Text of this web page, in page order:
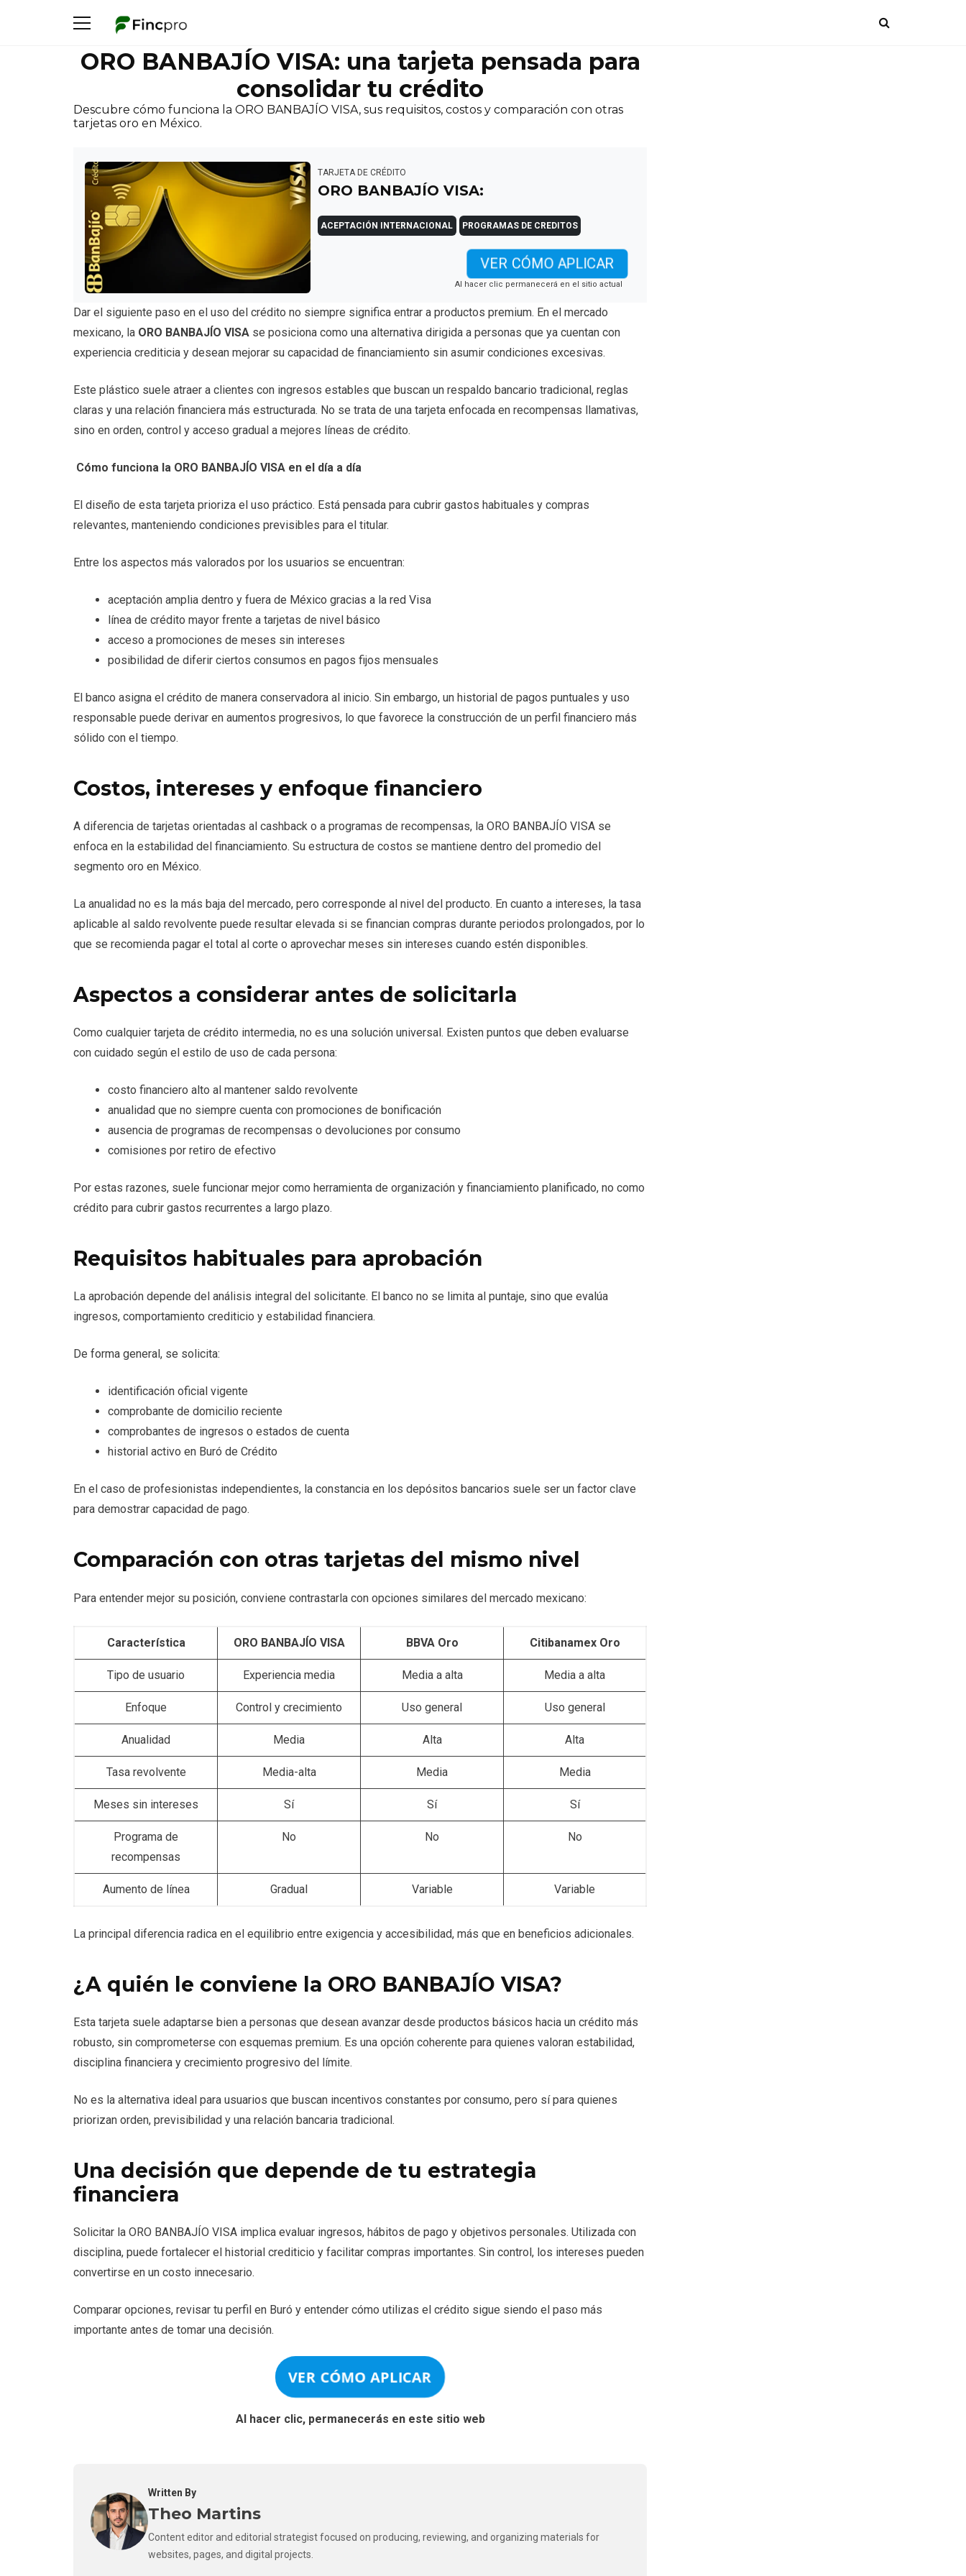
ORO BANBAJÍO VISA: una tarjeta pensada para
consolidar tu crédito
Descubre cómo funciona la ORO BANBAJÍO VISA, sus requisitos, costos y comparación con otras
tarjetas oro en México.
TARJETA DE CRÉDITO
ORO BANBAJÍO VISA:
ACEPTACIÓN INTERNACIONAL PROGRAMAS DE CREDITOS
VER CÓMO APLICAR
Al hacer clic permanecerá en el sitio actual
Dar el siguiente paso en el uso del crédito no siempre significa entrar a productos premium. En el mercado
mexicano, la ORO BANBAJÍO VISA se posiciona como una alternativa dirigida a personas que ya cuentan con
experiencia crediticia y desean mejorar su capacidad de financiamiento sin asumir condiciones excesivas.
Este plástico suele atraer a clientes con ingresos estables que buscan un respaldo bancario tradicional, reglas
claras y una relación financiera más estructurada. No se trata de una tarjeta enfocada en recompensas llamativas,
sino en orden, control y acceso gradual a mejores líneas de crédito.
Cómo funciona la ORO BANBAJÍO VISA en el día a día
El diseño de esta tarjeta prioriza el uso práctico. Está pensada para cubrir gastos habituales y compras
relevantes, manteniendo condiciones previsibles para el titular.
Entre los aspectos más valorados por los usuarios se encuentran:
aceptación amplia dentro y fuera de México gracias a la red Visa
línea de crédito mayor frente a tarjetas de nivel básico
acceso a promociones de meses sin intereses
posibilidad de diferir ciertos consumos en pagos fijos mensuales
El banco asigna el crédito de manera conservadora al inicio. Sin embargo, un historial de pagos puntuales y uso
responsable puede derivar en aumentos progresivos, lo que favorece la construcción de un perfil financiero más
sólido con el tiempo.
Costos, intereses y enfoque financiero
A diferencia de tarjetas orientadas al cashback o a programas de recompensas, la ORO BANBAJÍO VISA se
enfoca en la estabilidad del financiamiento. Su estructura de costos se mantiene dentro del promedio del
segmento oro en México.
La anualidad no es la más baja del mercado, pero corresponde al nivel del producto. En cuanto a intereses, la tasa
aplicable al saldo revolvente puede resultar elevada si se financian compras durante periodos prolongados, por lo
que se recomienda pagar el total al corte o aprovechar meses sin intereses cuando estén disponibles.
Aspectos a considerar antes de solicitarla
Como cualquier tarjeta de crédito intermedia, no es una solución universal. Existen puntos que deben evaluarse
con cuidado según el estilo de uso de cada persona:
costo financiero alto al mantener saldo revolvente
anualidad que no siempre cuenta con promociones de bonificación
ausencia de programas de recompensas o devoluciones por consumo
comisiones por retiro de efectivo
Por estas razones, suele funcionar mejor como herramienta de organización y financiamiento planificado, no como
crédito para cubrir gastos recurrentes a largo plazo.
Requisitos habituales para aprobación
La aprobación depende del análisis integral del solicitante. El banco no se limita al puntaje, sino que evalúa
ingresos, comportamiento crediticio y estabilidad financiera.
De forma general, se solicita:
identificación oficial vigente
comprobante de domicilio reciente
comprobantes de ingresos o estados de cuenta
historial activo en Buró de Crédito
En el caso de profesionistas independientes, la constancia en los depósitos bancarios suele ser un factor clave
para demostrar capacidad de pago.
Comparación con otras tarjetas del mismo nivel
Para entender mejor su posición, conviene contrastarla con opciones similares del mercado mexicano:
Característica ORO BANBAJÍO VISA BBVA Oro Citibanamex Oro
Tipo de usuario Experiencia media Media a alta Media a alta
Enfoque Control y crecimiento Uso general Uso general
Anualidad Media Alta Alta
Tasa revolvente Media-alta Media Media
Meses sin intereses Sí Sí Sí
Programa de
recompensas
No No No
Aumento de línea Gradual Variable Variable
La principal diferencia radica en el equilibrio entre exigencia y accesibilidad, más que en beneficios adicionales.
¿A quién le conviene la ORO BANBAJÍO VISA?
Esta tarjeta suele adaptarse bien a personas que desean avanzar desde productos básicos hacia un crédito más
robusto, sin comprometerse con esquemas premium. Es una opción coherente para quienes valoran estabilidad,
disciplina financiera y crecimiento progresivo del límite.
No es la alternativa ideal para usuarios que buscan incentivos constantes por consumo, pero sí para quienes
priorizan orden, previsibilidad y una relación bancaria tradicional.
Una decisión que depende de tu estrategia
financiera
Solicitar la ORO BANBAJÍO VISA implica evaluar ingresos, hábitos de pago y objetivos personales. Utilizada con
disciplina, puede fortalecer el historial crediticio y facilitar compras importantes. Sin control, los intereses pueden
convertirse en un costo innecesario.
Comparar opciones, revisar tu perfil en Buró y entender cómo utilizas el crédito sigue siendo el paso más
importante antes de tomar una decisión.
VER CÓMO APLICAR
Al hacer clic, permanecerás en este sitio web
Written By
Theo Martins
Content editor and editorial strategist focused on producing, reviewing, and organizing materials for
websites, pages, and digital projects.